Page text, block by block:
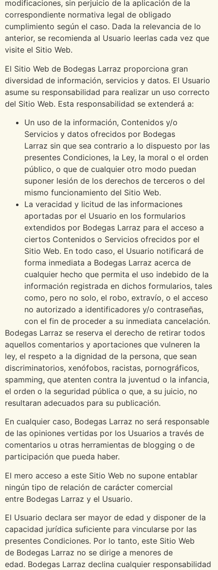
modificaciones, sin perjuicio de la aplicación de la
correspondiente normativa legal de obligado
cumplimiento según el caso. Dada la relevancia de lo
anterior, se recomienda al Usuario leerlas cada vez que
visite el Sitio Web.
El Sitio Web de Bodegas Larraz proporciona gran
diversidad de información, servicios y datos. El Usuario
asume su responsabilidad para realizar un uso correcto
del Sitio Web. Esta responsabilidad se extenderá a:
Un uso de la información, Contenidos y/o
Servicios y datos ofrecidos por Bodegas
Larraz sin que sea contrario a lo dispuesto por las
presentes Condiciones, la Ley, la moral o el orden
público, o que de cualquier otro modo puedan
suponer lesión de los derechos de terceros o del
mismo funcionamiento del Sitio Web.
La veracidad y licitud de las informaciones
aportadas por el Usuario en los formularios
extendidos por Bodegas Larraz para el acceso a
ciertos Contenidos o Servicios ofrecidos por el
Sitio Web. En todo caso, el Usuario notificará de
forma inmediata a Bodegas Larraz acerca de
cualquier hecho que permita el uso indebido de la
información registrada en dichos formularios, tales
como, pero no solo, el robo, extravío, o el acceso
no autorizado a identificadores y/o contraseñas,
con el fin de proceder a su inmediata cancelación.
Bodegas Larraz se reserva el derecho de retirar todos
aquellos comentarios y aportaciones que vulneren la
ley, el respeto a la dignidad de la persona, que sean
discriminatorios, xenófobos, racistas, pornográficos,
spamming, que atenten contra la juventud o la infancia,
el orden o la seguridad pública o que, a su juicio, no
resultaran adecuados para su publicación.
En cualquier caso, Bodegas Larraz no será responsable
de las opiniones vertidas por los Usuarios a través de
comentarios u otras herramientas de blogging o de
participación que pueda haber.
El mero acceso a este Sitio Web no supone entablar
ningún tipo de relación de carácter comercial
entre Bodegas Larraz y el Usuario.
El Usuario declara ser mayor de edad y disponer de la
capacidad jurídica suficiente para vincularse por las
presentes Condiciones. Por lo tanto, este Sitio Web
de Bodegas Larraz no se dirige a menores de
edad. Bodegas Larraz declina cualquier responsabilidad